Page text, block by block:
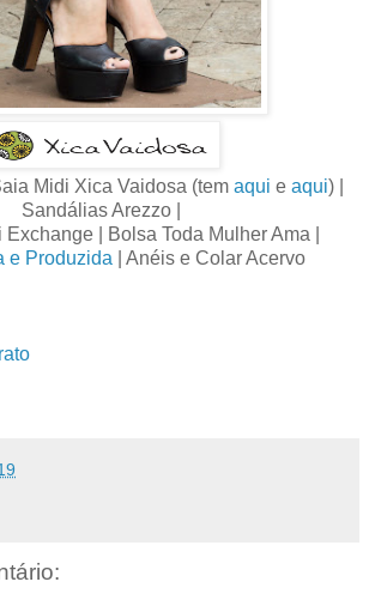
Midi Xica Vaidosa (tem aqui e aqui) |
Sandálias Arezzo |
| Bolsa Toda Mulher Ama |
e Produzida | Anéis e Colar Acervo